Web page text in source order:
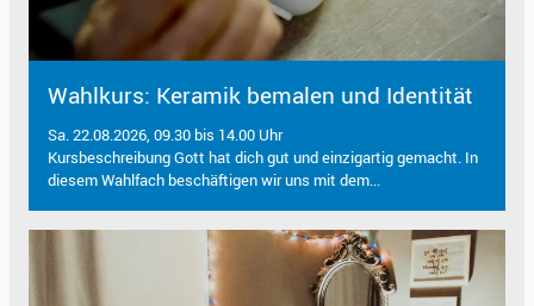
Wahlkurs: Keramik bemalen und Identität
Sa. 22.08.2026, 09.30 bis 14.00 Uhr
Kursbeschreibung Gott hat dich gut und einzigartig gemacht. In
diesem Wahlfach beschäftigen wir uns mit dem...